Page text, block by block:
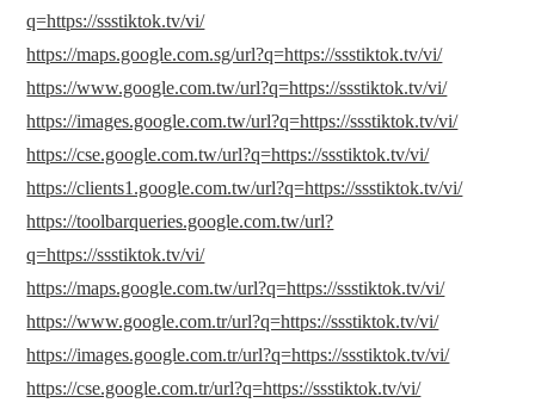
q=https://ssstiktok.tv/vi/
https://maps.google.com.sg/url?q=https://ssstiktok.tv/vi/
https://www.google.com.tw/url?q=https://ssstiktok.tv/vi/
https://images.google.com.tw/url?q=https://ssstiktok.tv/vi/
https://cse.google.com.tw/url?q=https://ssstiktok.tv/vi/
https://clients1.google.com.tw/url?q=https://ssstiktok.tv/vi/
https://toolbarqueries.google.com.tw/url?
q=https://ssstiktok.tv/vi/
https://maps.google.com.tw/url?q=https://ssstiktok.tv/vi/
https://www.google.com.tr/url?q=https://ssstiktok.tv/vi/
https://images.google.com.tr/url?q=https://ssstiktok.tv/vi/
https://cse.google.com.tr/url?q=https://ssstiktok.tv/vi/